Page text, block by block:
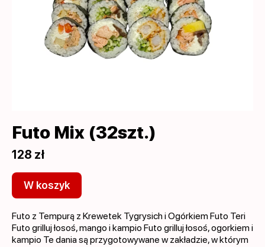
Futo Mix (32szt.)
128 zł
W koszyk
Futo z Tempurą z Krewetek Tygrysich i Ogórkiem Futo Teri
Futo grilluj łosoś, mango i kampio Futo grilluj łosoś, ogorkiem i
kampio Te dania są przygotowywane w zakładzie, w którym